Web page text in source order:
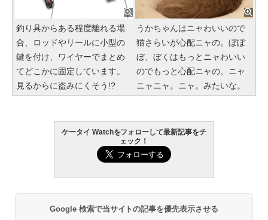
釣り具からある程度離れる場
合、ロッドやリールに小型の
鍵を付け、ワイヤーでまとめ
てどこかに固定しています。
見るからに盗みにくそう!?
うかちゃんはニャわいいので
猫さらいが心配ニャの。ぼぼ
ぼ、ぼくはもっとニャわいい
のでもっと心配ニャの。ニャ
ニャニャ。ニャ。みたいな。
ケータイ Watchをフォローして最新記事をチ
ェック！
Google 検索で当サイトの記事を優先表示させる